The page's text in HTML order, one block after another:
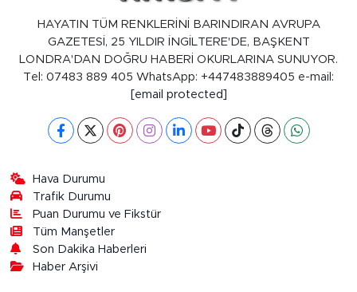
HAYATIN TÜM RENKLERİNİ BARINDIRAN AVRUPA
GAZETESİ, 25 YILDIR İNGİLTERE'DE, BAŞKENT
LONDRA'DAN DOĞRU HABERİ OKURLARINA SUNUYOR.
Tel: 07483 889 405 WhatsApp: +447483889405 e-mail:
[email protected]
Hava Durumu
Trafik Durumu
Puan Durumu ve Fikstür
Tüm Manşetler
Son Dakika Haberleri
Haber Arşivi